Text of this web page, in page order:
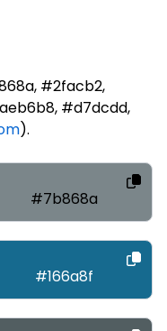
#2facb2,
#d7dcdd,
).
#7b868a
#166a8f